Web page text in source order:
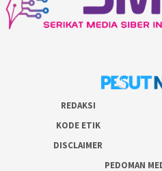
REDAKSI
KODE ETIK
DISCLAIMER
PEDOMAN